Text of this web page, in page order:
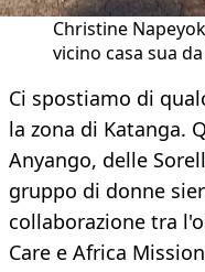
Christine
vicino casa sua
Ci spostiamo di
la zona di Katanga.
Anyango, delle
gruppo di donne
collaborazione tra
Care e Africa